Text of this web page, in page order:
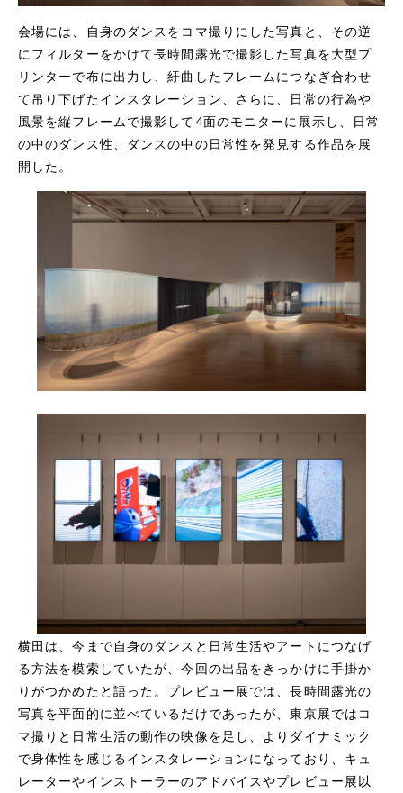
会場には、自身のダンスをコマ撮りにした写真と、その逆
にフィルターをかけて長時間露光で撮影した写真を大型プ
リンターで布に出力し、紆曲したフレームにつなぎ合わせ
て吊り下げたインスタレーション、さらに、日常の行為や
風景を縦フレームで撮影して4面のモニターに展示し、日常
の中のダンス性、ダンスの中の日常性を発見する作品を展
開した。
横田は、今まで自身のダンスと日常生活やアートにつなげ
る方法を模索していたが、今回の出品をきっかけに手掛か
りがつかめたと語った。プレビュー展では、長時間露光の
写真を平面的に並べているだけであったが、東京展ではコ
マ撮りと日常生活の動作の映像を足し、よりダイナミック
で身体性を感じるインスタレーションになっており、キュ
レーターやインストーラーのアドバイスやプレビュー展以